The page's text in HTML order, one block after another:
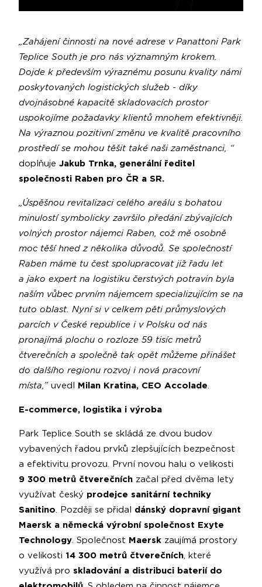
„Zahájení činnosti na nové adrese v Panattoni Park
Teplice South je pro nás významným krokem.
Dojde k především výraznému posunu kvality námi
poskytovaných logistických služeb - díky
dvojnásobné kapacitě skladovacích prostor
uspokojíme požadavky klientů mnohem efektivněji.
Na výraznou pozitivní změnu ve kvalitě pracovního
prostředí se mohou těšit také naši zaměstnanci, “
doplňuje Jakub Trnka, generální ředitel
společnosti Raben pro ČR a SR.
„Úspěšnou revitalizaci celého areálu s bohatou
minulostí symbolicky završilo předání zbývajících
volných prostor nájemci Raben, což mě osobně
moc těší hned z několika důvodů. Se společností
Raben máme tu čest spolupracovat již řadu let
a jako expert na logistiku čerstvých potravin byla
naším vůbec prvním nájemcem specializujícím se na
tuto oblast. Nyní si v celkem pěti průmyslových
parcích v České republice i v Polsku od nás
pronajímá plochu o rozloze 59 tisíc metrů
čtverečních a společně tak opět můžeme přinášet
do dalšího regionu rozvoj i nová pracovní
místa,” uvedl Milan Kratina, CEO Accolade
E-commerce, logistika i výroba
Park Teplice South se skládá ze dvou budov
vybavených řadou prvků zlepšujících bezpečnost
a efektivitu provozu. První novou halu o velikosti
9 300 metrů čtverečních začal před dvěma lety
využívat český prodejce sanitární techniky
Sanitino
Později se přidal dánský dopravní gigant
Maersk a německá výrobní společnost Exyte
Technology . Společnost Maersk zaujímá prostory
o velikosti 14 300 metrů čtverečních , které
využívá pro skladování a distribuci baterií do